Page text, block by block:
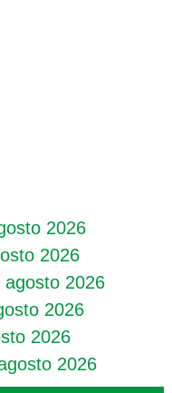
2026
2026
agosto 2026
2026
2026
2026